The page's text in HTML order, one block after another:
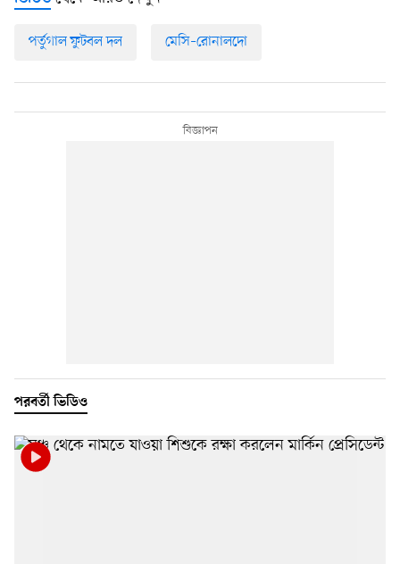
পর্তুগাল ফুটবল দল মেসি–রোনালদো
পরবর্তী ভিডিও